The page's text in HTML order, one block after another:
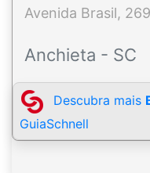
Avenida Brasil, 269
Anchieta - SC
Descubra mais
GuiaSchnell